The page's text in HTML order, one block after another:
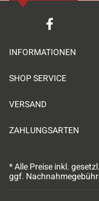
INFORMATIONEN
SHOP SERVICE
VERSAND
ZAHLUNGSARTEN
* Alle Preise inkl.
ggf.